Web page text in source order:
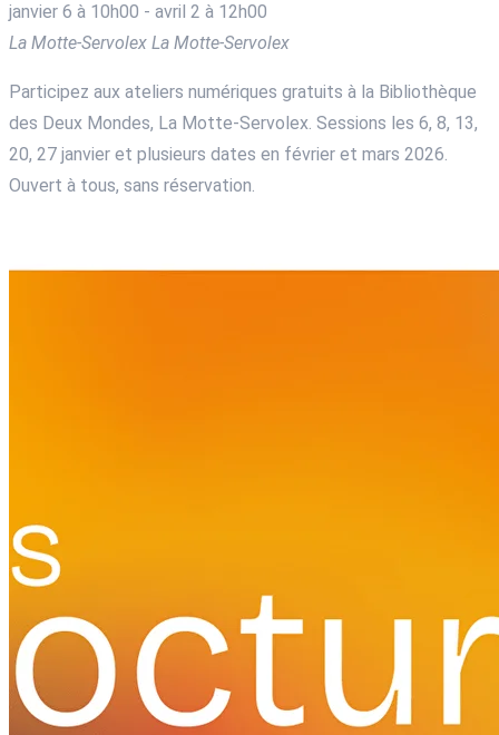
janvier 6 à 10h00 - avril 2 à 12h00
La Motte-Servolex La Motte-Servolex
Participez aux ateliers numériques gratuits à la Bibliothèque
des Deux Mondes, La Motte-Servolex. Sessions les 6, 8, 13,
20, 27 janvier et plusieurs dates en février et mars 2026.
Ouvert à tous, sans réservation.